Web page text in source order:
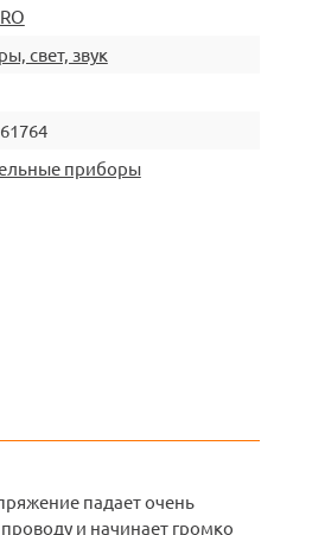
свет, звук
приборы
падает очень
и начинает громко